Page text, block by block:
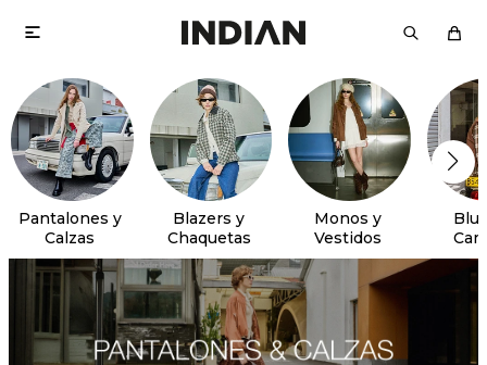

Pantalones y
Calzas
Blazers y
Chaquetas
Monos y
Vestidos